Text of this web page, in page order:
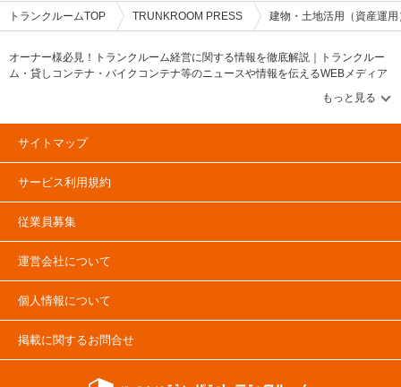
トランクルームTOP TRUNKROOM PRESS 建物・土地活用（資産運用
オーナー様必見！トランクルーム経営に関する情報を徹底解説｜トランクルー
ム・貸しコンテナ・バイクコンテナ等のニュースや情報を伝えるWEBメディア
【トランクルームプレス/TRUNKROOM PRESS】トランクルーム・貸しコンテ
ナ・バイクコンテナ等のニュースや情報を伝えるメディアです。トランクルー
ム市場や貸しコンテナに関する「PRESS特集」&「協会ニュース」、トランク
ルームや貸しコンテナの物件レポートや企業情報に関する「企業・物件レポー
ム・貸しコンテナ市場の情報に関する「トランクルームマーケット」コンテン
ツも確認可能です。トランクルームや貸しコンテナ、バイクコンテナのユーザ
ーインタビューを掲載する「ユーザーインタビュー」とトランクルームや貸し
サイトマップ
サービス利用規約
従業員募集
運営会社について
個人情報について
掲載に関するお問合せ